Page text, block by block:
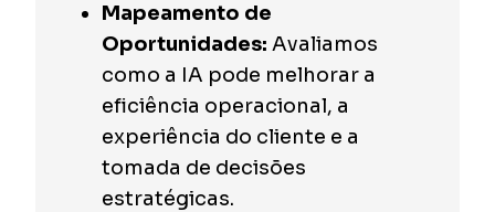
Mapeamento de
Oportunidades: Avaliamos
como a IA pode melhorar a
eficiência operacional, a
experiência do cliente e a
tomada de decisões
estratégicas.